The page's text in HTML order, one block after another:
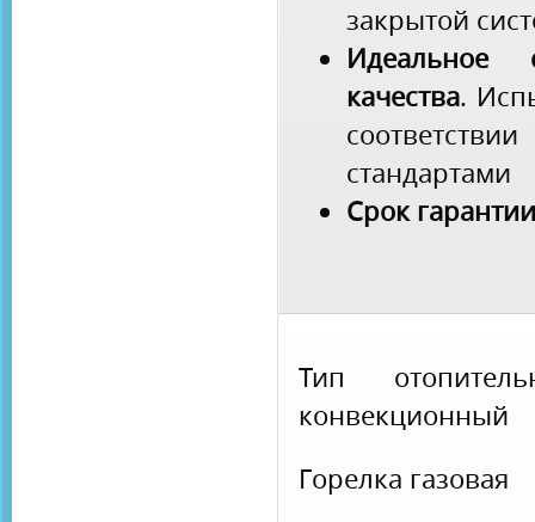
закрытой
качества.
стандартами
Срок
Тип
конвекционный
Горелка газовая